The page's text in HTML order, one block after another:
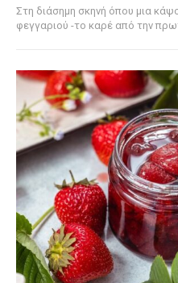
Στη διάσημη σκηνή όπου μια
φεγγαριού -το καρέ από την